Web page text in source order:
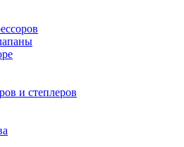
и степлеров